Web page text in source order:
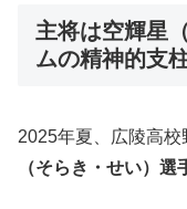
主将は空輝星
ムの精神的支
2025年夏、広陵高校
（そらき・せい）選